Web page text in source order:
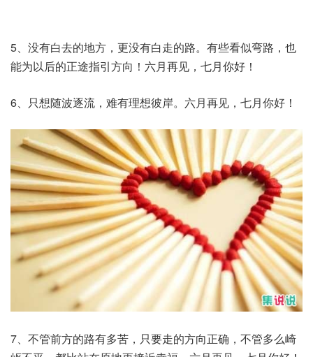
5、没有白去的地方，更没有白走的路。有些看似弯路，也
能为以后的正途指引方向！六月再见，七月你好！
6、只想随波逐流，难有理想彼岸。六月再见，七月你好！
7、不管前方的路有多苦，只要走的方向正确，不管多么崎